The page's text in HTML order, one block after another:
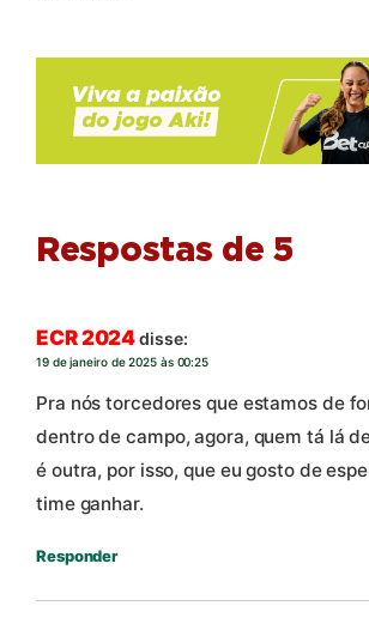
Respostas de 5
ECR 2024disse:
19 de janeiro de 2025 às 00:25
Pra nós torcedores que estamos de
dentro de campo, agora, quem tá lá
é outra, por isso, que eu gosto de
time ganhar.
Responder